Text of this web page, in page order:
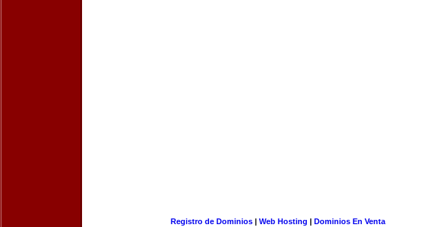
Registro de Dominios| Web Hosting | Dominios En Venta